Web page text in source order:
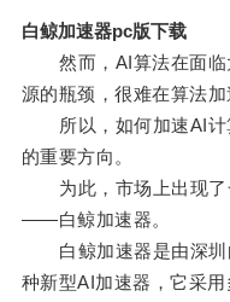
白鲸加速器pc版下载
然而，AI算法在面临
源的瓶颈，很难在算法加
所以，如何加速AI计
的重要方向。
为此，市场上出现了
——白鲸加速器。
白鲸加速器是由深圳
种新型AI加速器，它采